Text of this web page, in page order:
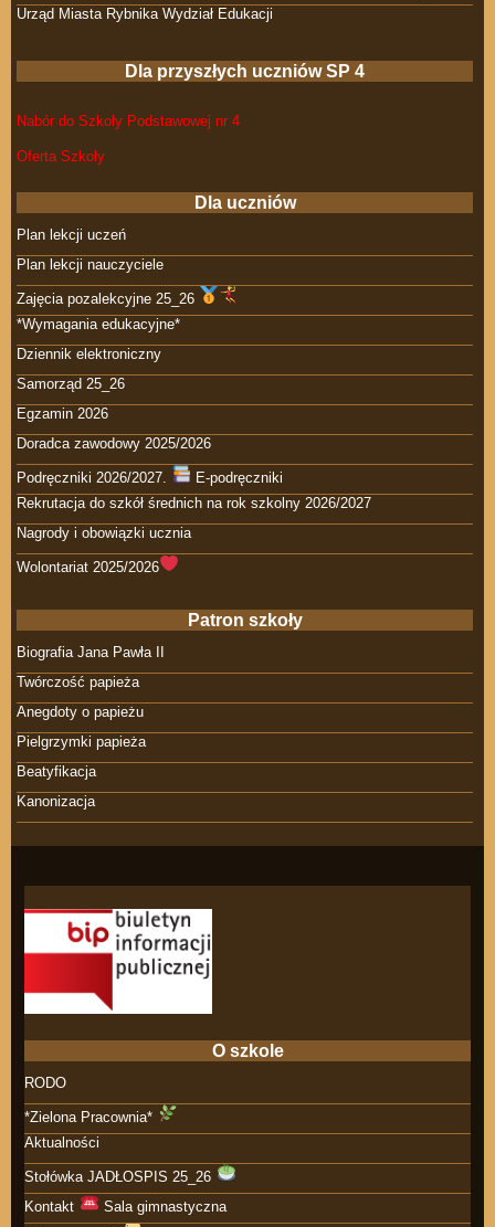
Urząd Miasta Rybnika Wydział Edukacji
Dla przyszłych uczniów SP 4
Nabór do Szkoły Podstawowej nr 4
Oferta Szkoły
Dla uczniów
Plan lekcji uczeń
Plan lekcji nauczyciele
Zajęcia pozalekcyjne 25_26
*Wymagania edukacyjne*
Dziennik elektroniczny
Samorząd 25_26
Egzamin 2026
Doradca zawodowy 2025/2026
Podręczniki 2026/2027.
E-podręczniki
Rekrutacja do szkół średnich na rok szkolny 2026/2027
Nagrody i obowiązki ucznia
Wolontariat 2025/2026
Patron szkoły
Biografia Jana Pawła II
Twórczość papieża
Anegdoty o papieżu
Pielgrzymki papieża
Beatyfikacja
Kanonizacja
O szkole
RODO
*Zielona Pracownia*
Aktualności
Stołówka JADŁOSPIS 25_26
Kontakt
Sala gimnastyczna